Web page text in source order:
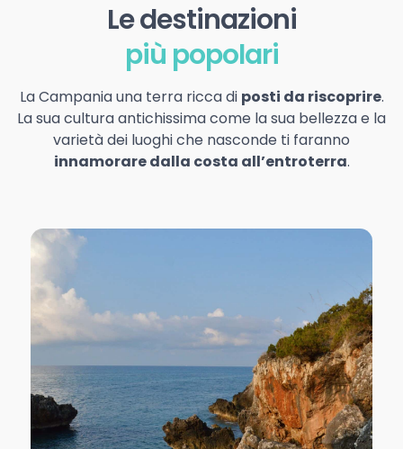
Le destinazioni
più popolari
La Campania una terra ricca di posti da riscoprire.
La sua cultura antichissima come la sua bellezza e la
varietà dei luoghi che nasconde ti faranno
innamorare dalla costa all’entroterra.